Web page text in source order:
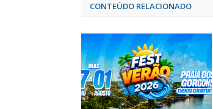
CONTEÚDO RELACIONADO